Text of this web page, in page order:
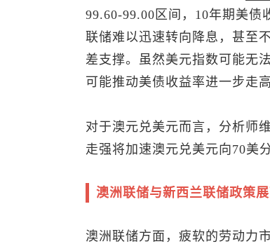
99.60-99.00区间，10年期美债
联储难以迅速转向降息，甚至
差支撑。虽然美元指数可能无
可能推动美债收益率进一步走
对于澳元兑美元而言，分析师
走强将加速澳元兑美元向70美
澳洲联储与新西兰联储政策
澳洲联储方面，疲软的劳动力